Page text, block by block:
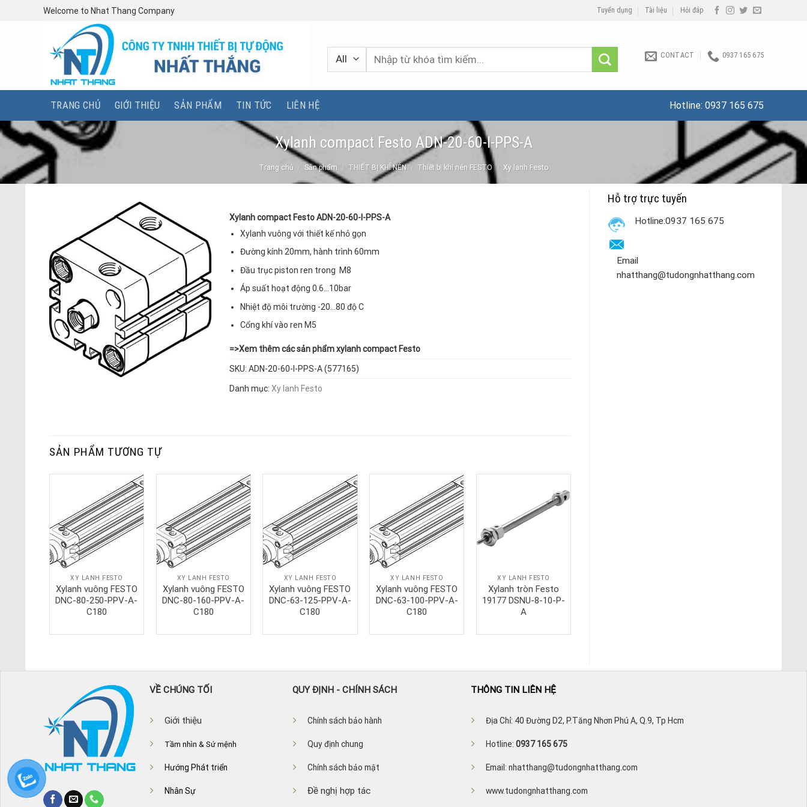
Welcome to Nhat Thang Company Tuyển dụng Tài liệu Hỏi đáp
Tìm
CONTACT 0937 165 675
TRANG CHỦ GIỚI THIỆU SẢN PHẨM TIN TỨC LIÊN HỆ Hotline: 0937 165 675
Xylanh compact Festo ADN-20-60-I-PPS-A
Trang chủ / Sản phẩm / THIẾT BỊ KHÍ NÉN / Thiết bị khí nén FESTO / Xy lanh Festo
Hỗ trợ trực tuyến
Hotline:0937 165 675
Email
nhatthang@tudongnhatthang.com
Xylanh compact Festo ADN-20-60-I-PPS-A
Xylanh vuông với thiết kế nhỏ gọn
Đường kính 20mm, hành trình 60mm
Đầu trục piston ren trong M8
Áp suất hoạt động 0.6…10bar
Nhiệt độ môi trường -20…80 độ C
Cổng khí vào ren M5
=>Xem thêm các sản phẩm xylanh compact Festo
SKU: ADN-20-60-I-PPS-A (577165)
Danh mục: Xy lanh Festo
SẢN PHẨM TƯƠNG TỰ
XY LANH FESTO
Xylanh vuông FESTO
DNC-80-250-PPV-A-
C180
XY LANH FESTO
Xylanh vuông FESTO
DNC-80-160-PPV-A-
C180
XY LANH FESTO
Xylanh vuông FESTO
DNC-63-125-PPV-A-
C180
XY LANH FESTO
Xylanh vuông FESTO
DNC-63-100-PPV-A-
C180
XY LANH FESTO
Xylanh tròn Festo
19177 DSNU-8-10-P-
A
VỀ CHÚNG TỐI
Giới thiệu
Tầm nhìn & Sứ mệnh
Hướng Phát triển
Nhân Sự
QUY ĐỊNH - CHÍNH SÁCH
Chính sách bảo hành
Quy định chung
Chính sách bảo mật
Đề nghị hợp tác
THÔNG TIN LIÊN HỆ
Địa Chỉ: 40 Đường D2, P.Tăng Nhơn Phú A, Q.9, Tp Hcm
Hotline: 0937 165 675
Email: nhatthang@tudongnhatthang.com
www.tudongnhatthang.com